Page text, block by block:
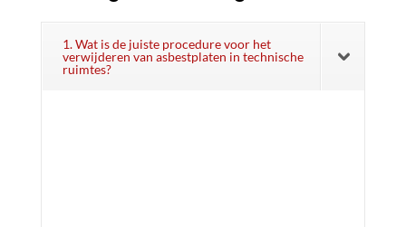
1. Wat is de juiste procedure voor het
verwijderen van asbestplaten in technische
ruimtes?